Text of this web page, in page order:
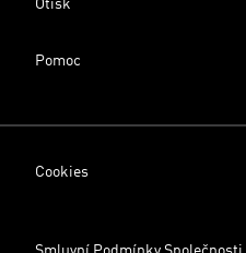
Otisk
Pomoc
Cookies